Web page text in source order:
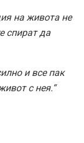
на живота не
спират да
и все пак
с нея.“